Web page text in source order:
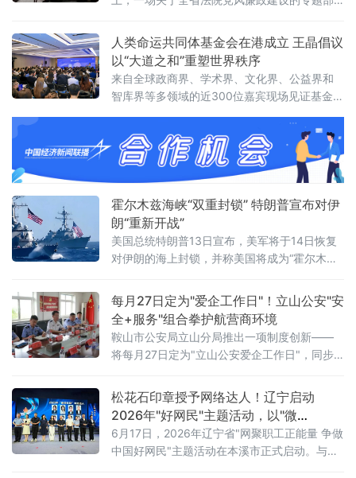
市艺教融合工作的一项重要举措。株洲市文联
庭家教家风建设”列为重点议题之一，明确推动
院家共建，以家风促廉风，共筑廉洁防线。会
议对当前全省法院党风廉政建设面临的形势进
行了分析，指出要清醒认识严峻挑战，发扬自
我革命精神，聚焦“五个过硬”，教育引导干警砺
初心、铸法魂、明法纪、固底线，着力
人类命运共同体基金会在港成立 王晶倡议
以“大道之和”重塑世界秩序
来自全球政商界、学术界、文化界、公益界和
智库界等多领域的近300位嘉宾现场见证基金会
王晶以《开启新轴心时代》为题发表主旨演
讲，她指出，人类社会历经数千年演进，科技
生产力与物质财富实现跨越式增长，但和平、
发展、安全、信
霍尔木兹海峡“双重封锁” 特朗普宣布对伊
朗“重新开战”
美国总统特朗普13日宣布，美军将于14日恢复
对伊朗的海上封锁，并称美国将成为“霍尔木兹
取20%的费用。美军中央司令部随后确认，封
锁行动将于美国东部时间14日16时（伊朗当地
时间14日23时30分）正式启动。这意味着美伊
两国总统6月17日远程签署的谅解备忘录，在生
效不到一个月后即告名存实亡。从“停火”到“重
每月27日定为"爱企工作日"！立山公安"安
全+服务"组合拳护航营商环境
鞍山市公安局立山分局推出一项制度创新——
将每月27日定为"立山公安爱企工作日"，同步
重点企业开展安全警示教育、专项培训及实战
化应急演练，以"无事不扰、有求必应"为原则，
探索警企联动服务营商环境新路径。鞍山水文
局、鞍山市第八中学、冀东水泥、交运旅游汽
车有限公司、红旗大酒店等20余家企业单位代
松花石印章授予网络达人！辽宁启动
2026年"好网民"主题活动，以"微
光"聚"火炬"
6月17日，2026年辽宁省"网聚职工正能量 争做
中国好网民"主题活动在本溪市正式启动。与以